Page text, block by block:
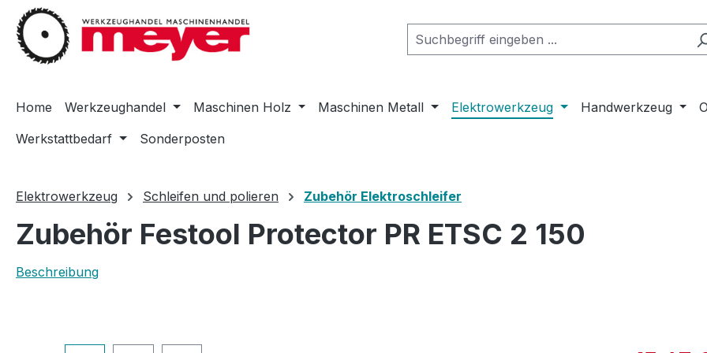
Hauptinhalt springen
Zur Suche springen
Zur Hauptnavigation springen
Home Werkzeughandel Maschinen Holz Maschinen Metall Elektrowerkzeug Handwerkzeug
Werkstattbedarf
Sonderposten
Elektrowerkzeug Schleifen und polieren Zubehör Elektroschleifer
Zubehör Festool Protector PR ETSC 2 150
Beschreibung